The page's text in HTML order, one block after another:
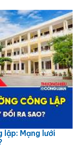
lập: Mạng lưới